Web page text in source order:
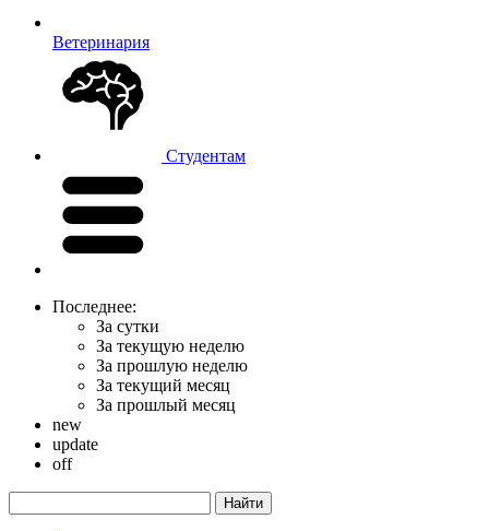
Ветеринария
Студентам
Последнее:
За сутки
За текущую неделю
За прошлую неделю
За текущий месяц
За прошлый месяц
new
update
off